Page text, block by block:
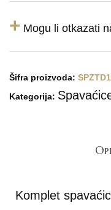
+ Mogu li otkazati
Šifra proizvoda:
Kategorija:
Komplet